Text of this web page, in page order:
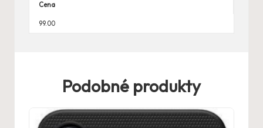
Cena
99.00
Podobné produkty